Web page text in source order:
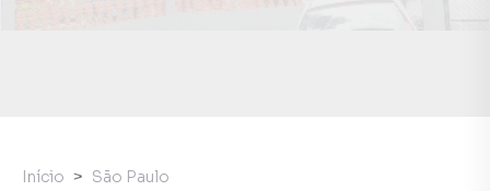
Início
São Paulo